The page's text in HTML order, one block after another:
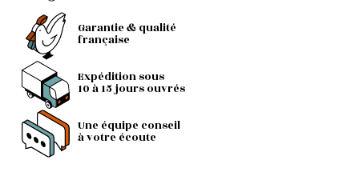
Garantie & qualité
française
Expédition sous
10 à 15 jours ouvrés
Une équipe conseil
à votre écoute